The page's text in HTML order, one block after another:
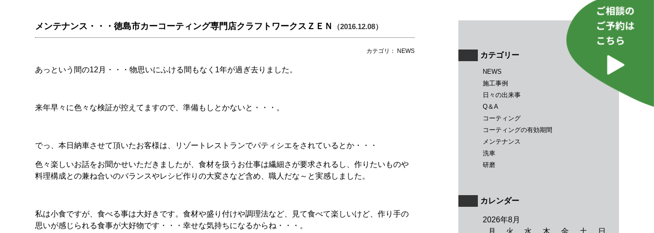
メンテナンス・・・徳島市カーコーティング専門店クラフトワークスＺＥＮ （2016.12.08）
カテゴリ： NEWS
あっという間の12月・・・物思いにふける間もなく1年が過ぎ去りました。
来年早々に色々な検証が控えてますので、準備もしとかないと・・・。
でっ、本日納車させて頂いたお客様は、リゾートレストランでパティシエをされているとか・・・
色々楽しいお話をお聞かせいただきましたが、食材を扱うお仕事は繊細さが要求されるし、作りたいものや
料理構成との兼ね合いのバランスやレシピ作りの大変さなど含め、職人だな～と実感しました。
私は小食ですが、食べる事は大好きです。食材や盛り付けや調理法など、見て食べて楽しいけど、作り手の
思いが感じられる食事が大好物です・・・幸せな気持ちになるからね・・・。
カテゴリー
NEWS
施工事例
日々の出来事
Q＆A
コーティング
コーティングの有効期間
メンテナンス
洗車
研磨
カレンダー
2026年8月
月
火 水 木 金 土
日